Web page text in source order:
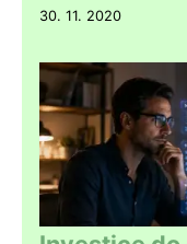
30. 11. 2020